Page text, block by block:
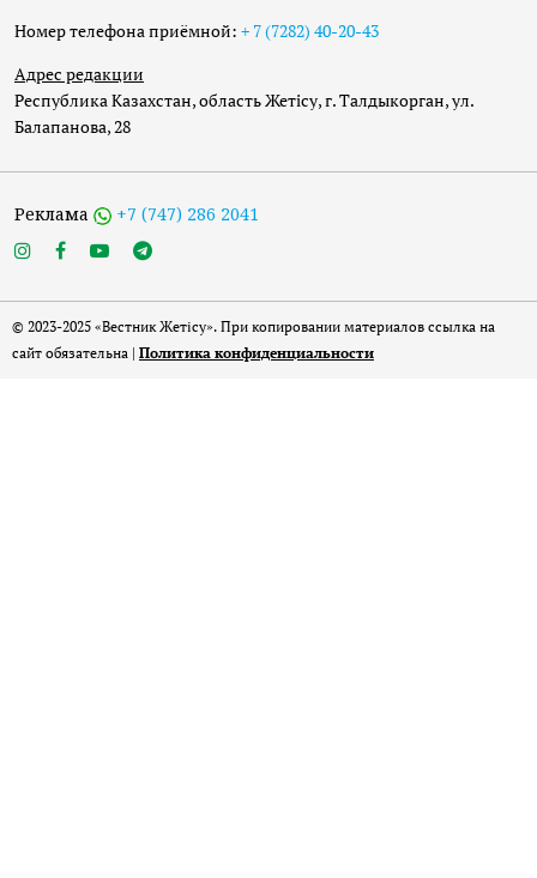
Номер телефона приёмной: + 7 (7282) 40-20-43
Адрес редакции
Республика Казахстан, область Жетісу, г. Талдыкорган, ул.
Балапанова, 28
Реклама +7 (747) 286 2041
© 2023-2025 «Вестник Жетісу». При копировании материалов ссылка на
сайт обязательна | Политика конфиденциальности